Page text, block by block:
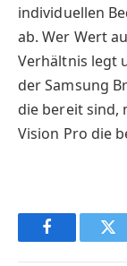
individuellen
ab. Wer Wert
Verhältnis legt
der Samsung
die bereit sind,
Vision Pro die
Facebook